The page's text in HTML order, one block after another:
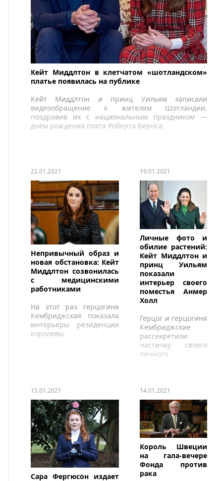
Кейт Миддлтон в клетчатом «шотландском»
платье появилась на публике
Кейт Миддлтон и принц Уильям записали
видеообращение к жителям Шотландии,
поздравив их с национальным праздником —
днем рождения поэта Роберта Бернса.
22.01.2021
Непривычный образ и
новая обстановка: Кейт
Миддлтон созвонилась
с медицинскими
работниками
На этот раз герцогиня
Кембриджская показала
интерьеры резиденции
королевы.
19.01.2021
Личные фото и
обилие растений:
Кейт Миддлтон и
принц Уильям
показали
интерьер своего
поместья Анмер
Холл
Герцог и герцогиня
Кембриджские
рассекретили
частичку своего
личного
15.01.2021
Сара Фергюсон издает
14.01.2021
Король Швеции
на гала-вечере
Фонда против
рака